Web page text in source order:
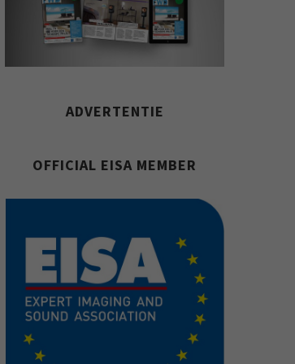
ADVERTENTIE
OFFICIAL EISA MEMBER